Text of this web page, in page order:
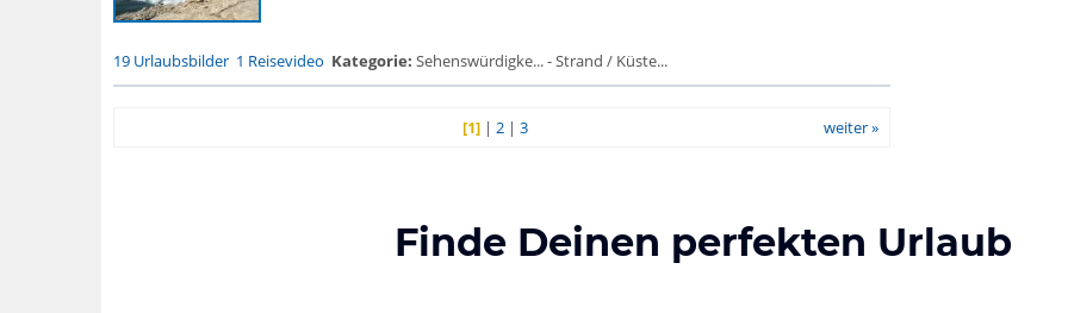
19 Urlaubsbilder 1 Reisevideo Kategorie: Sehenswürdigke... - Strand / Küste...
[1]| 2| 3 weiter »
Finde Deinen perfekten Urlaub